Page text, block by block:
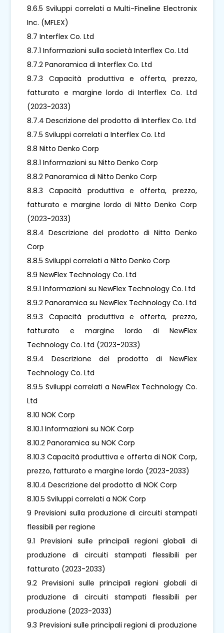
8.6.5 Sviluppi correlati a Multi-Fineline Electronix
Inc. (MFLEX)
8.7 Interflex Co. Ltd
8.7.1 Informazioni sulla società Interflex Co. Ltd
8.7.2 Panoramica di Interflex Co. Ltd
8.7.3 Capacità produttiva e offerta, prezzo,
fatturato e margine lordo di Interflex Co. Ltd
(2023-2033)
8.7.4 Descrizione del prodotto di Interflex Co. Ltd
8.7.5 Sviluppi correlati a Interflex Co. Ltd
8.8 Nitto Denko Corp
8.8.1 Informazioni su Nitto Denko Corp
8.8.2 Panoramica di Nitto Denko Corp
8.8.3 Capacità produttiva e offerta, prezzo,
fatturato e margine lordo di Nitto Denko Corp
(2023-2033)
8.8.4 Descrizione del prodotto di Nitto Denko
Corp
8.8.5 Sviluppi correlati a Nitto Denko Corp
8.9 NewFlex Technology Co. Ltd
8.9.1 Informazioni su NewFlex Technology Co. Ltd
8.9.2 Panoramica su NewFlex Technology Co. Ltd
8.9.3 Capacità produttiva e offerta, prezzo,
fatturato e margine lordo di NewFlex
Technology Co. Ltd (2023-2033)
8.9.4 Descrizione del prodotto di NewFlex
Technology Co. Ltd
8.9.5 Sviluppi correlati a NewFlex Technology Co.
Ltd
8.10 NOK Corp
8.10.1 Informazioni su NOK Corp
8.10.2 Panoramica su NOK Corp
8.10.3 Capacità produttiva e offerta di NOK Corp,
prezzo, fatturato e margine lordo (2023-2033)
8.10.4 Descrizione del prodotto di NOK Corp
8.10.5 Sviluppi correlati a NOK Corp
9 Previsioni sulla produzione di circuiti stampati
flessibili per regione
9.1 Previsioni sulle principali regioni globali di
produzione di circuiti stampati flessibili per
fatturato (2023-2033)
9.2 Previsioni sulle principali regioni globali di
produzione di circuiti stampati flessibili per
produzione (2023-2033)
9.3 Previsioni sulle principali regioni di produzione